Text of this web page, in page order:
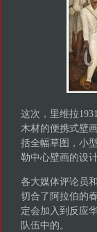
这次，里维拉
木材的便携式壁
括全幅草图，小
勒中心壁画的设计
各大媒体评论员
切合了阿拉伯的
定会加入到反应
队伍中的。